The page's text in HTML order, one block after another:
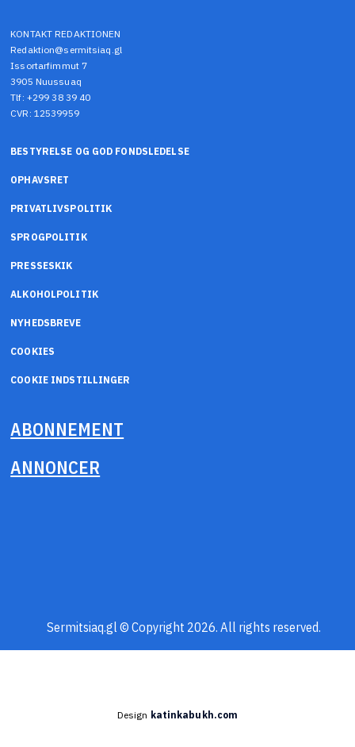
KONTAKT REDAKTIONEN
Redaktion@sermitsiaq.gl
Issortarfimmut 7
3905 Nuussuaq
Tlf: +299 38 39 40
CVR: 12539959
BESTYRELSE OG GOD FONDSLEDELSE
OPHAVSRET
PRIVATLIVSPOLITIK
SPROGPOLITIK
PRESSESKIK
ALKOHOLPOLITIK
NYHEDSBREVE
COOKIES
COOKIE INDSTILLINGER
ABONNEMENT
ANNONCER
Sermitsiaq.gl © Copyright 2026. All rights reserved.
Design katinkabukh.com